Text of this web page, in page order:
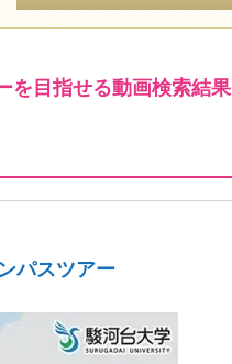
を目指せる動画検索結果
パスツアー